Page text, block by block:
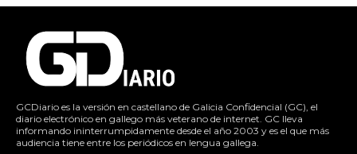
GCDiario es la versión en castellano de Galicia Confidencial (GC), el
diario electrónico en gallego más veterano de internet. GC lleva
informando ininterrumpidamente desde el año 2003 y es el que más
audiencia tiene entre los periódicos en lengua gallega.